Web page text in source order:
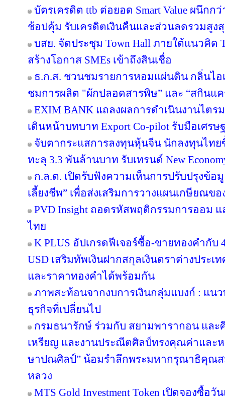
บัตรเครดิต ttb ต่อยอด Smart Value ผนึก
ช้อปคุ้ม รับเครดิตเงินคืนและส่วนลดรวมสูง
บสย. จัดประชุม Town Hall ภายใต้แนวคิด
สร้างโอกาส SMEs เข้าถึงสินเชื่อ
ธ.ก.ส. ชวนชมรายการหอมแผ่นดิน กลิ่นไ
ชมการผลิต "ผักปลอดสารพิษ” และ “สกินแ
EXIM BANK แถลงผลการดำเนินงานไตร
เดินหน้าบทบาท Export Co-pilot รับมือเศรษ
จับตากระแสการลงทุนหุ้นจีน นักลงทุนไทยซื้
ทะลุ 3.3 พันล้านบาท รับเทรนด์ New
ก.ล.ต. เปิดรับฟังความเห็นการปรับปรุงข้อ
เลี้ยงชีพ” เพื่อส่งเสริมการวางแผนเกษียณข
PVD Insight ถอดรหัสพฤติกรรมการออม
ไทย
K PLUS อัปเกรดฟีเจอร์ซื้อ-ขายทองคำกับ
USD เสริมทัพเงินฝากสกุลเงินตราต่างประเ
และราคาทองคำได้พร้อมกัน
ภาพสะท้อนจากงบการเงินกลุ่มแบงก์ : แ
ธุรกิจที่เปลี่ยนไป
กรมธนารักษ์ ร่วมกับ สยามพารากอน แล
เหรียญ และงานประณีตศิลป์ทรงคุณค่าและ
ษาปณศิลป์” น้อมรำลึกพระมหากรุณาธิคุณ
หลวง
MTS Gold Investment Token เปิดจองซื้อ